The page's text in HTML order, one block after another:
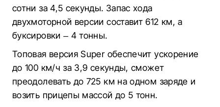
сотни за 4,5 секунды. Запас хода
двухмоторной версии составит 612 км, а
буксировки – 4 тонны.
Топовая версия Super обеспечит ускорение
до 100 км/ч за 3,9 секунды, сможет
преодолевать до 725 км на одном заряде и
возить прицепы массой до 5 тонн.